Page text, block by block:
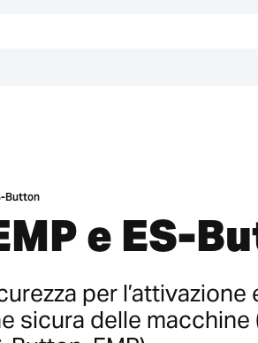
Button
e ES-
per l’attivazione
sicura delle macchine